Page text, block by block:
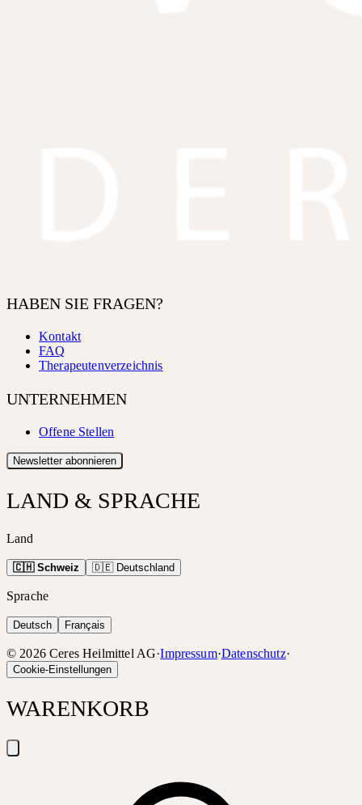
HABEN SIE FRAGEN?
Kontakt
FAQ
Therapeutenverzeichnis
UNTERNEHMEN
Offene Stellen
Newsletter abonnieren
LAND & SPRACHE
Land
🇨🇭 Schweiz 🇩🇪 Deutschland
Sprache
Deutsch Français
© 2026 Ceres Heilmittel AG·Impressum·Datenschutz·
Cookie-Einstellungen
WARENKORB